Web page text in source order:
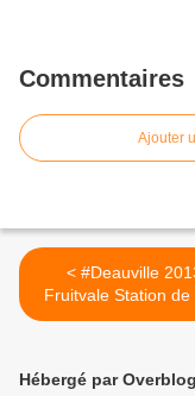
Commentaires
Ajouter
< #Deauville 2013 -
Fruitvale Station de
Coogler - en
Hébergé par Overblog